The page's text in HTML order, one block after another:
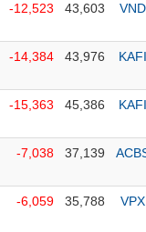
-12,523 43,603 VND
-14,384 43,976 KAFI
-15,363 45,386 KAFI
-7,038 37,139
-6,059 35,788 VPX